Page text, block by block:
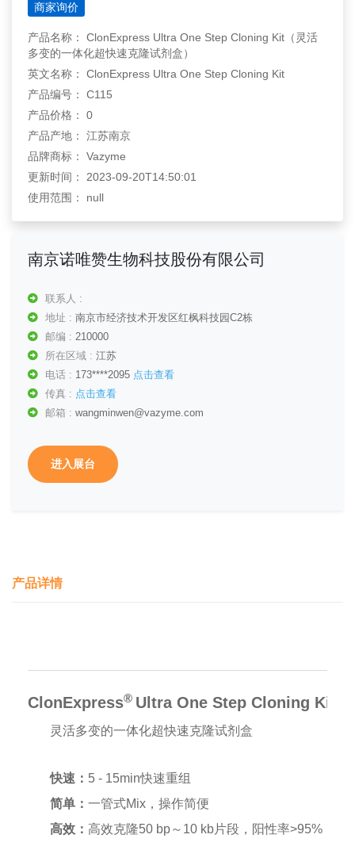
商家询价
产品名称： ClonExpress Ultra One Step Cloning Kit（灵活
多变的一体化超快速克隆试剂盒）
英文名称： ClonExpress Ultra One Step Cloning Kit
产品编号： C115
产品价格： 0
产品产地： 江苏南京
品牌商标： Vazyme
更新时间： 2023-09-20T14:50:01
使用范围： null
南京诺唯赞生物科技股份有限公司
联系人 :
地址 : 南京市经济技术开发区红枫科技园C2栋
邮编 : 210000
所在区域 : 江苏
电话 : 173****2095 点击查看
传真 : 点击查看
邮箱 : wangminwen@vazyme.com
进入展台
产品详情
ClonExpress® Ultra One Step Cloning Kit
灵活多变的一体化超快速克隆试剂盒
快速： 5 - 15min快速重组
简单： 一管式Mix，操作简便
高效： 高效克隆50 bp～10 kb片段，阳性率>95%